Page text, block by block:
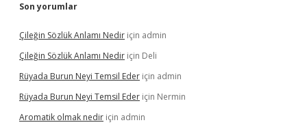
Son yorumlar
Çileğin Sözlük Anlamı Nedir için admin
Çileğin Sözlük Anlamı Nedir için Deli
Rüyada Burun Neyi Temsil Eder için admin
Rüyada Burun Neyi Temsil Eder için Nermin
Aromatik olmak nedir için admin